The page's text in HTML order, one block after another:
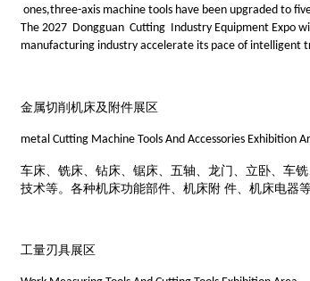
ones,three-axis machine tools have been upgraded to
The 2027 Dongguan Cutting Industry Equipment Expo
manufacturing industry accelerate its pace of
金属切削机床及附件展区
metal Cutting Machine Tools And Accessories Exhibition
车床、铣床、钻床、锯床、五轴、龙门、立卧、车
技术等。各种机床功能部件、机床附 件、机床电器
工量刃具展区